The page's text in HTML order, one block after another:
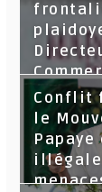
Conflit
le